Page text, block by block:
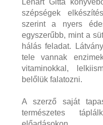
Lénárt Gitta
szépségek
szerint a nyers
egyszerűbb, mint a
hálás feladat.
tele vannak
vitaminokkal,
belőlük falatozni.
A szerző saját
természetes